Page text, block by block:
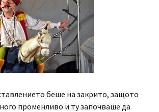
беше на закрито, защото
променливо и ту започваше да